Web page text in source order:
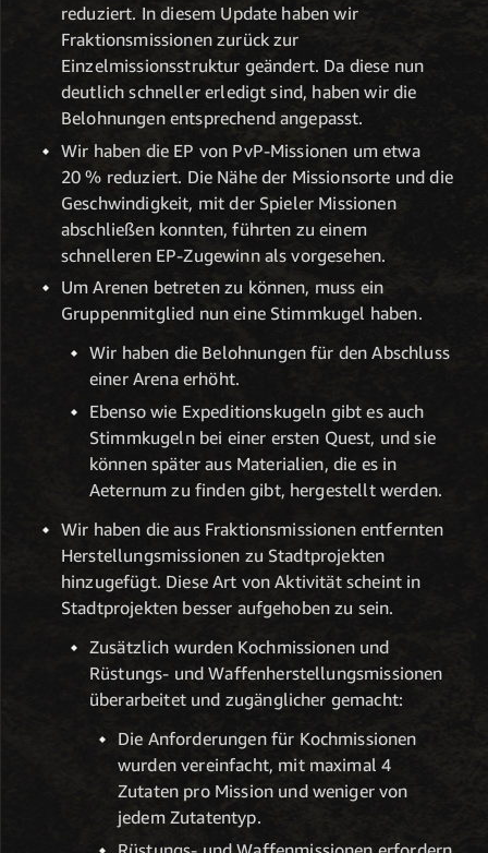
reduziert. In diesem Update haben wir
Fraktionsmissionen zurück zur
Einzelmissionsstruktur geändert. Da diese nun
deutlich schneller erledigt sind, haben wir die
Belohnungen entsprechend angepasst.
Wir haben die EP von PvP-Missionen um etwa
20 % reduziert. Die Nähe der Missionsorte und die
Geschwindigkeit, mit der Spieler Missionen
abschließen konnten, führten zu einem
schnelleren EP-Zugewinn als vorgesehen.
Um Arenen betreten zu können, muss ein
Gruppenmitglied nun eine Stimmkugel haben.
Wir haben die Belohnungen für den Abschluss
einer Arena erhöht.
Ebenso wie Expeditionskugeln gibt es auch
Stimmkugeln bei einer ersten Quest, und sie
können später aus Materialien, die es in
Aeternum zu finden gibt, hergestellt werden.
Wir haben die aus Fraktionsmissionen entfernten
Herstellungsmissionen zu Stadtprojekten
hinzugefügt. Diese Art von Aktivität scheint in
Stadtprojekten besser aufgehoben zu sein.
Zusätzlich wurden Kochmissionen und
Rüstungs- und Waffenherstellungsmissionen
überarbeitet und zugänglicher gemacht:
Die Anforderungen für Kochmissionen
wurden vereinfacht, mit maximal 4
Zutaten pro Mission und weniger von
jedem Zutatentyp.